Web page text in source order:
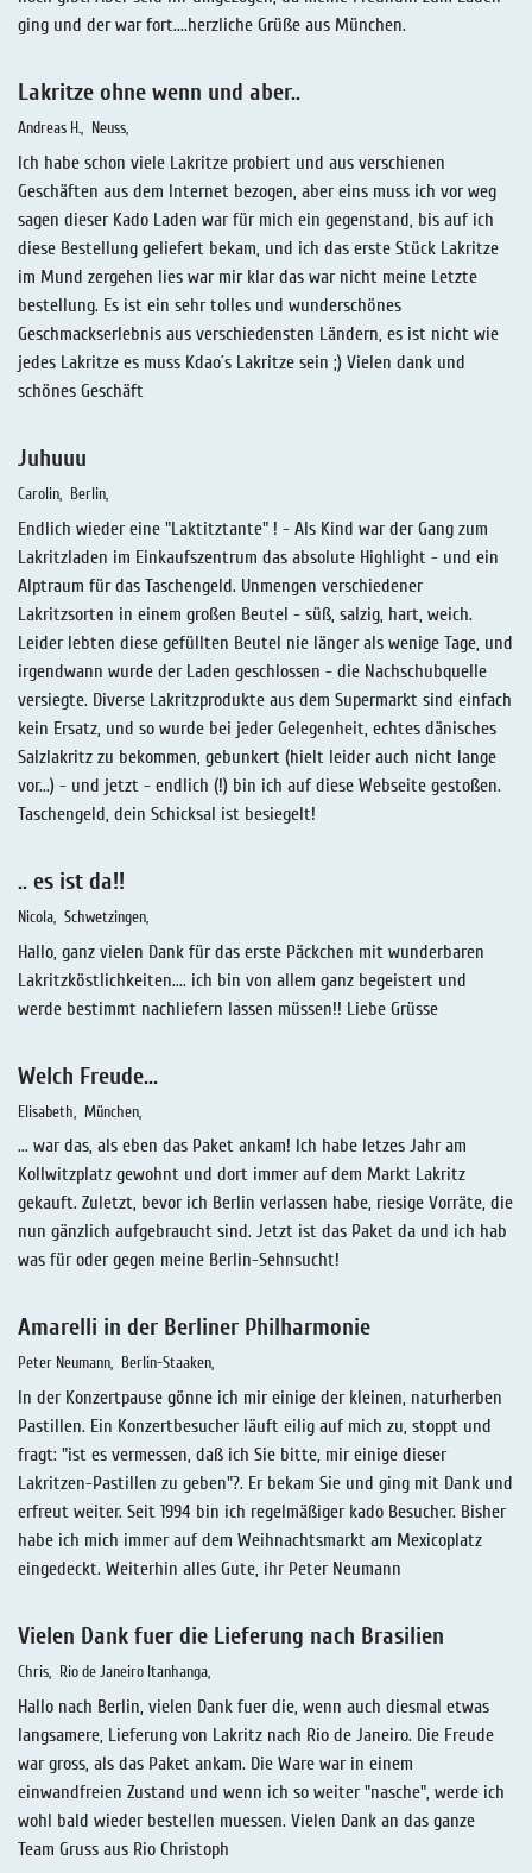
ging und der war fort....herzliche Grüße aus München.
Lakritze ohne wenn und aber..
Andreas H. Neuss
Ich habe schon viele Lakritze probiert und aus verschienen
Geschäften aus dem Internet bezogen, aber eins muss ich vor weg
sagen dieser Kado Laden war für mich ein gegenstand, bis auf ich
diese Bestellung geliefert bekam, und ich das erste Stück Lakritze
im Mund zergehen lies war mir klar das war nicht meine Letzte
bestellung. Es ist ein sehr tolles und wunderschönes
Geschmackserlebnis aus verschiedensten Ländern, es ist nicht wie
jedes Lakritze es muss Kdao´s Lakritze sein ;) Vielen dank und
schönes Geschäft
Juhuuu
Carolin Berlin
Endlich wieder eine "Laktitztante" ! - Als Kind war der Gang zum
Lakritzladen im Einkaufszentrum das absolute Highlight - und ein
Alptraum für das Taschengeld. Unmengen verschiedener
Lakritzsorten in einem großen Beutel - süß, salzig, hart, weich.
Leider lebten diese gefüllten Beutel nie länger als wenige Tage, und
irgendwann wurde der Laden geschlossen - die Nachschubquelle
versiegte. Diverse Lakritzprodukte aus dem Supermarkt sind einfach
kein Ersatz, und so wurde bei jeder Gelegenheit, echtes dänisches
Salzlakritz zu bekommen, gebunkert (hielt leider auch nicht lange
vor...) - und jetzt - endlich (!) bin ich auf diese Webseite gestoßen.
Taschengeld, dein Schicksal ist besiegelt!
.. es ist da!!
Nicola Schwetzingen
Hallo, ganz vielen Dank für das erste Päckchen mit wunderbaren
Lakritzköstlichkeiten.... ich bin von allem ganz begeistert und
werde bestimmt nachliefern lassen müssen!! Liebe Grüsse
Welch Freude...
Elisabeth München
... war das, als eben das Paket ankam! Ich habe letzes Jahr am
Kollwitzplatz gewohnt und dort immer auf dem Markt Lakritz
gekauft. Zuletzt, bevor ich Berlin verlassen habe, riesige Vorräte, die
nun gänzlich aufgebraucht sind. Jetzt ist das Paket da und ich hab
was für oder gegen meine Berlin-Sehnsucht!
Amarelli in der Berliner Philharmonie
Peter Neumann Berlin-Staaken
In der Konzertpause gönne ich mir einige der kleinen, naturherben
Pastillen. Ein Konzertbesucher läuft eilig auf mich zu, stoppt und
fragt: "ist es vermessen, daß ich Sie bitte, mir einige dieser
Lakritzen-Pastillen zu geben"?. Er bekam Sie und ging mit Dank und
erfreut weiter. Seit 1994 bin ich regelmäßiger kado Besucher. Bisher
habe ich mich immer auf dem Weihnachtsmarkt am Mexicoplatz
eingedeckt. Weiterhin alles Gute, ihr Peter Neumann
Vielen Dank fuer die Lieferung nach Brasilien
Chris Rio de Janeiro Itanhanga
Hallo nach Berlin, vielen Dank fuer die, wenn auch diesmal etwas
langsamere, Lieferung von Lakritz nach Rio de Janeiro. Die Freude
war gross, als das Paket ankam. Die Ware war in einem
einwandfreien Zustand und wenn ich so weiter "nasche", werde ich
wohl bald wieder bestellen muessen. Vielen Dank an das ganze
Team Gruss aus Rio Christoph